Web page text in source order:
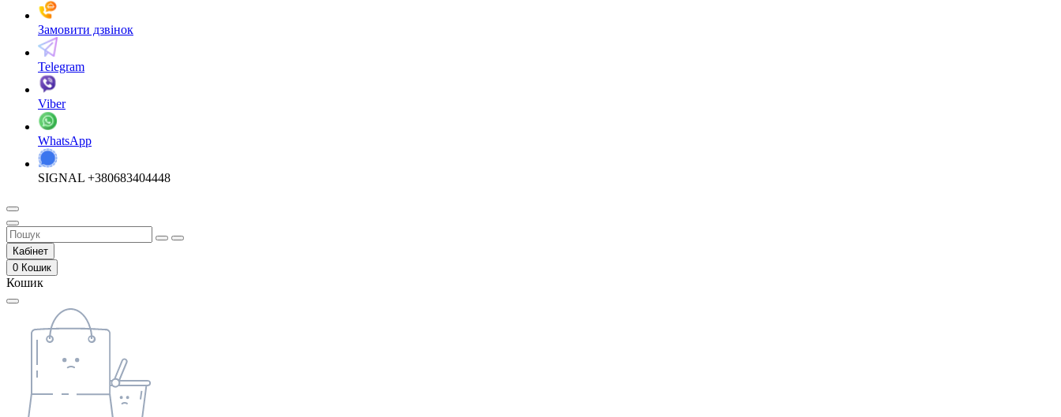
Замовити дзвінок
Telegram
Viber
WhatsApp
SIGNAL +380683404448
Кабінет
0 Кошик
Кошик